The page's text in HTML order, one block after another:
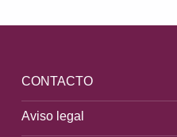
CONTACTO
Aviso legal